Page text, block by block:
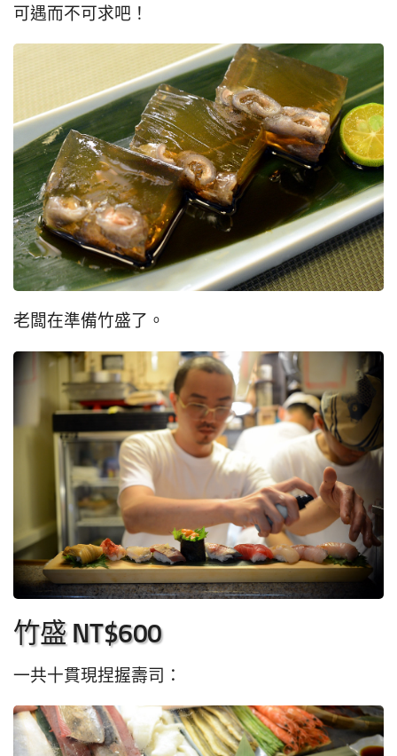
可遇而不可求吧！
老闆在準備竹盛了。
竹盛 NT$600
一共十貫現捏握壽司：